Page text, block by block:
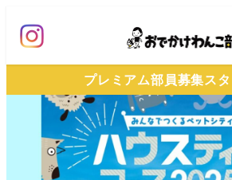
ン
プレミアム部員募集ス